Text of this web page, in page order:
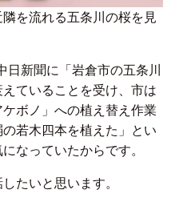
を流れる五条川の桜を見
新聞に「岩倉市の五条川
ていることを受け、市は
ボノ」への植え替え作業
若木四本を植えた」とい
なっていたからです。
たいと思います。